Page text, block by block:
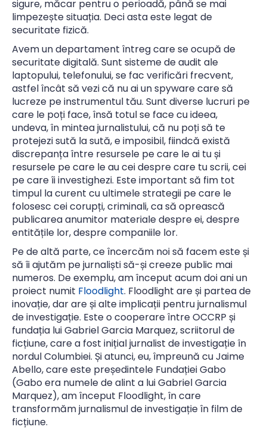
sigure, măcar pentru o perioadă, până se mai
limpezește situația. Deci asta este legat de
securitate fizică.
Avem un departament întreg care se ocupă de
securitate digitală. Sunt sisteme de audit ale
laptopului, telefonului, se fac verificări frecvent,
astfel încât să vezi că nu ai un spyware care să
lucreze pe instrumentul tău. Sunt diverse lucruri pe
care le poți face, însă totul se face cu ideea,
undeva, în mintea jurnalistului, că nu poți să te
protejezi sută la sută, e imposibil, fiindcă există
discrepanța între resursele pe care le ai tu și
resursele pe care le au cei despre care tu scrii, cei
pe care îi investighezi. Este important să fim tot
timpul la curent cu ultimele strategii pe care le
folosesc cei corupți, criminali, ca să oprească
publicarea anumitor materiale despre ei, despre
entitățile lor, despre companiile lor.
Pe de altă parte, ce încercăm noi să facem este și
să îi ajutăm pe jurnaliști să-și creeze public mai
numeros. De exemplu, am început acum doi ani un
proiect numit Floodlight. Floodlight are și partea de
inovație, dar are și alte implicații pentru jurnalismul
de investigație. Este o cooperare între OCCRP și
fundația lui Gabriel Garcia Marquez, scriitorul de
ficțiune, care a fost inițial jurnalist de investigație în
nordul Columbiei. Și atunci, eu, împreună cu Jaime
Abello, care este președintele Fundației Gabo
(Gabo era numele de alint a lui Gabriel Garcia
Marquez), am început Floodlight, în care
transformăm jurnalismul de investigație în film de
ficțiune.